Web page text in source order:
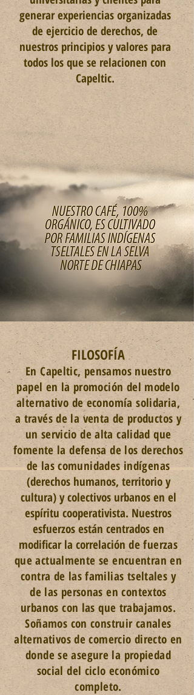
generar experiencias organizadas
de ejercicio de derechos, de
nuestros principios y valores para
todos losque se relacionen con
Capeltic.
FILOSOFÍA
En Capeltic, pensamos nuestro
papel en la promoción del modelo
alternativo de economía solidaria,
a través de la venta de productos y
un servicio de alta calidad que
fomente la defensa de los derechos
de las comunidades indígenas
(derechoshumanos, territorio y
cultura) y colectivos urbanos en el
espíritu cooperativista. Nuestros
esfuerzos están centrados en
modificar la correlación de fuerzas
que actualmente se encuentran en
contra de las familias tseltalesy
de las personas en contextos
urbanos con las que trabajamos.
Soñamos con construir canales
alternativos de comercio directo en
dondeseasegure la propiedad
social del ciclo económico
completo.